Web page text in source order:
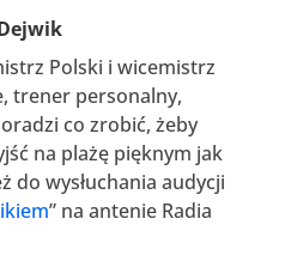
Polski i wicemistrz
trener personalny,
co zrobić, żeby
na plażę pięknym jak
do wysłuchania audycji
” na antenie Radia